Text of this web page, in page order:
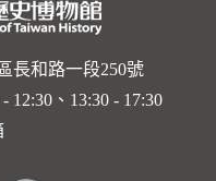
長和路一段250號
12:30、13:30 - 17:30